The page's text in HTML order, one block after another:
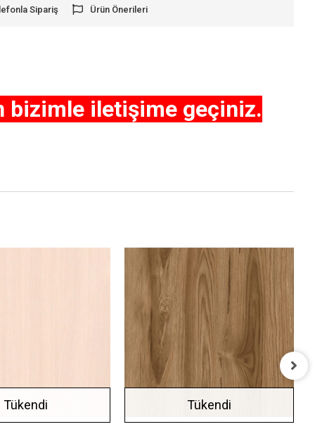
Sipariş Ürün Önerileri
bizimle iletişime geçiniz.
Tükendi Tükendi